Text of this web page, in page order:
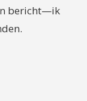
bericht—ik